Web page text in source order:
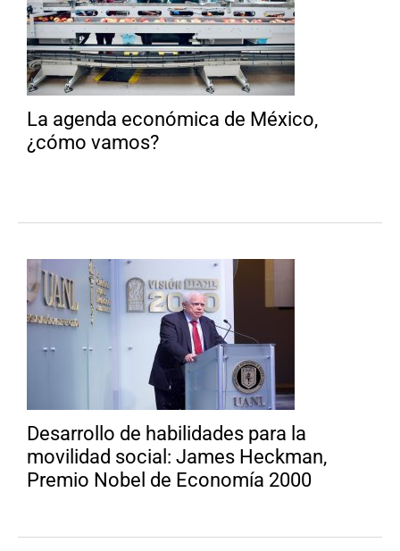
La agenda económica de México,
¿cómo vamos?
Desarrollo de habilidades para la
movilidad social: James Heckman,
Premio Nobel de Economía 2000